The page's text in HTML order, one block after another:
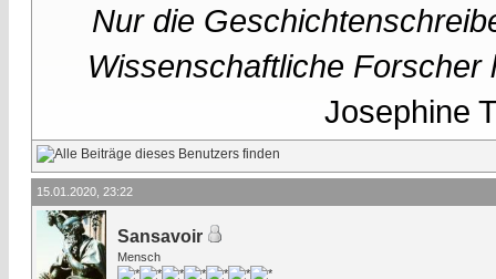
Nur die
Wissenschaftliche
Josephine
15.01.2020, 23:22
Sansavoir
Mensch